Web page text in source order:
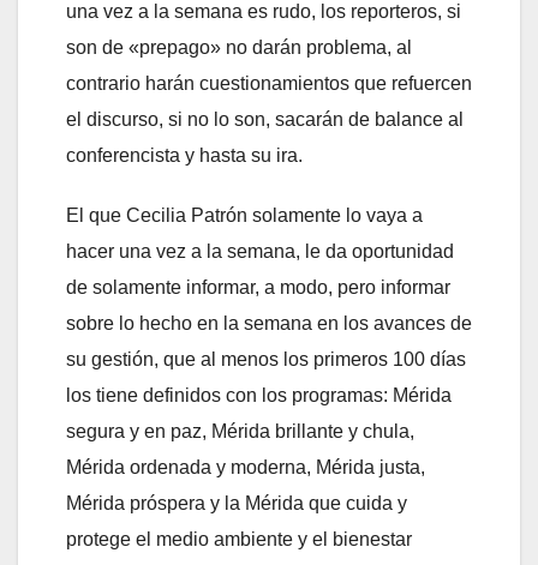
una vez a la semana es rudo, los reporteros, si
son de «prepago» no darán problema, al
contrario harán cuestionamientos que refuercen
el discurso, si no lo son, sacarán de balance al
conferencista y hasta su ira.
El que Cecilia Patrón solamente lo vaya a
hacer una vez a la semana, le da oportunidad
de solamente informar, a modo, pero informar
sobre lo hecho en la semana en los avances de
su gestión, que al menos los primeros 100 días
los tiene definidos con los programas: Mérida
segura y en paz, Mérida brillante y chula,
Mérida ordenada y moderna, Mérida justa,
Mérida próspera y la Mérida que cuida y
protege el medio ambiente y el bienestar